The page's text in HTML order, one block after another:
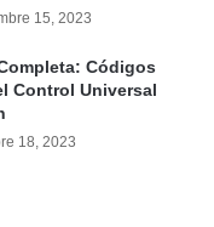
15, 2023
Códigos
Control Universal
18, 2023